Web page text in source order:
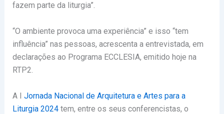
fazem parte da liturgia”.
“O ambiente provoca uma experiência” e isso “tem
influência” nas pessoas, acrescenta a entrevistada, em
declarações ao Programa ECCLESIA, emitido hoje na
RTP2.
A I Jornada Nacional de Arquitetura e Artes para a
Liturgia 2024tem, entre os seus conferencistas, o